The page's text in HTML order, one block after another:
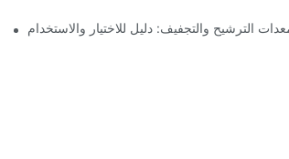
الترشيح والتجفيف: دليل للاختيار والاستخدام